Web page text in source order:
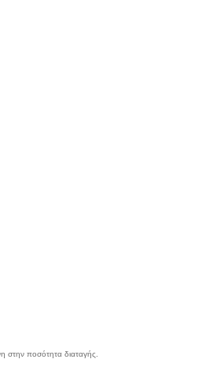
στην ποσότητα διαταγής.